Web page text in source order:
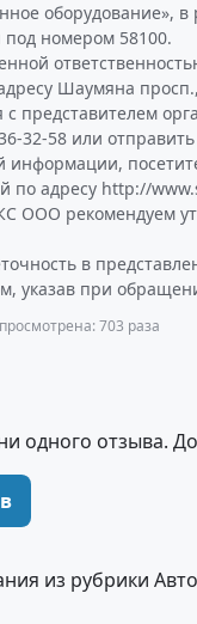
оборудование»,
номером 58100.
Шаумяна
представителем
32-58 или
информации,
по адресу http://
ООО рекомендуем
в
указав при
703 раза
одного отзыва.
из рубрики